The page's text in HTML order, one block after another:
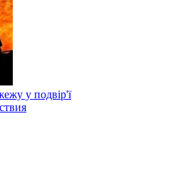
у подвір'ї